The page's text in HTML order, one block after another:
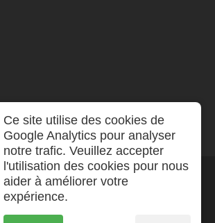
Ce site utilise des cookies de
Google Analytics pour analyser
notre trafic. Veuillez accepter
l'utilisation des cookies pour nous
aider à améliorer votre
expérience.